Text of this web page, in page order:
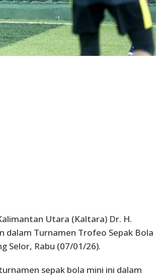
Utara (Kaltara) Dr. H.
dalam Turnamen Trofeo Sepak Bola
Selor, Rabu (07/01/26).
sepak bola mini ini dalam